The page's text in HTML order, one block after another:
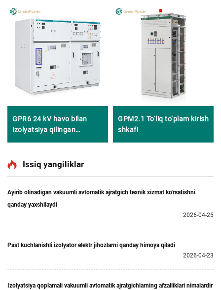
GPR6 24 kV havo bilan
izolyatsiya qilingan
GPM2.1 To‘liq to‘plam kirish
shkafi
Issiq yangiliklar
Ayirib olinadigan vakuumli avtomatik ajratgich texnik xizmat ko'rsatishni
qanday yaxshilaydi
2026-04-25
Past kuchlanishli izolyator elektr jihozlarni qanday himoya qiladi
2026-04-23
Izolyatsiya qoplamali vakuumli avtomatik ajratgichlarning afzalliklari nimalardir